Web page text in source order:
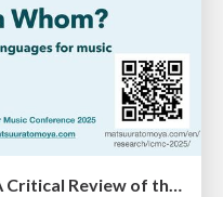
Hiding What from Whom? A Critical Review of the History of Programming languages for Music